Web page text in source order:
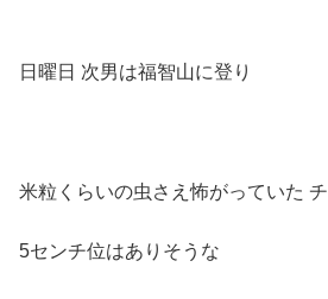
日曜日 次男は福智山に登り
米粒くらいの虫さえ怖がっていた
5センチ位はありそうな